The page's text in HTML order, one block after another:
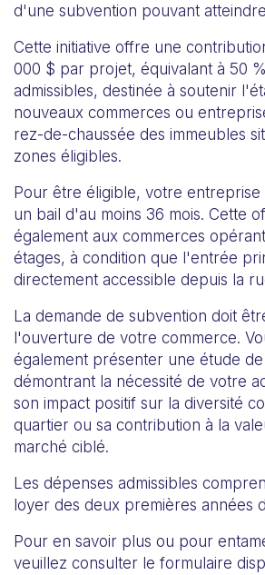
d'une subvention pouvant
Cette initiative offre une
000 $ par projet, équivalant à 50
admissibles, destinée à soutenir
nouveaux commerces ou
rez-de-chaussée des immeubles
zones éligibles.
Pour être éligible, votre entreprise
un bail d'au moins 36 mois. Cette
également aux commerces
étages, à condition que l'entrée
directement accessible depuis la
La demande de subvention doit
l'ouverture de votre commerce.
également présenter une étude
démontrant la nécessité de votre
son impact positif sur la diversité
quartier ou sa contribution à la
marché ciblé.
Les dépenses admissibles
loyer des deux premières années
Pour en savoir plus ou pour
veuillez consulter le formulaire